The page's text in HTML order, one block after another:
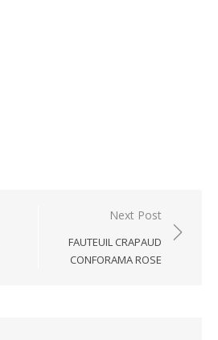
Next Post
FAUTEUIL CRAPAUD
CONFORAMA ROSE